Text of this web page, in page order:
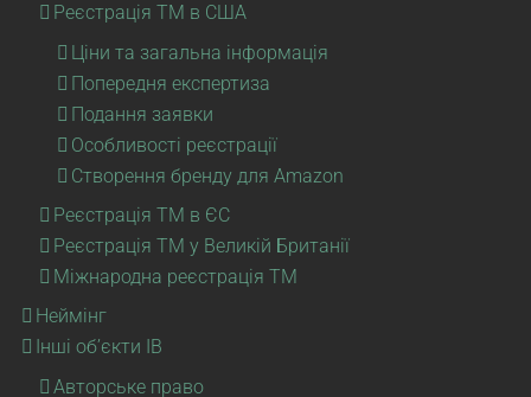
Реєстрація ТМ в США
Ціни та загальна інформація
Попередня експертиза
Подання заявки
Особливості реєстрації
Створення бренду для Amazon
Реєстрація ТМ в ЄС
Реєстрація ТМ у Великій Британії
Міжнародна реєстрація ТМ
Неймінг
Інші об’єкти ІВ
Авторське право